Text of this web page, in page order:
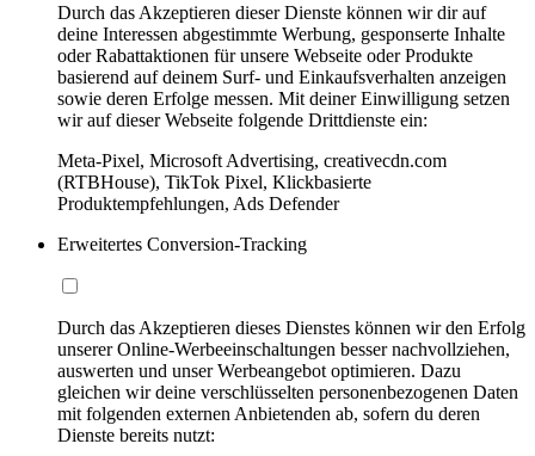
Durch das Akzeptieren dieser Dienste können wir dir auf
deine Interessen abgestimmte Werbung, gesponserte Inhalte
oder Rabattaktionen für unsere Webseite oder Produkte
basierend auf deinem Surf- und Einkaufsverhalten anzeigen
sowie deren Erfolge messen. Mit deiner Einwilligung setzen
wir auf dieser Webseite folgende Drittdienste ein:
Meta-Pixel, Microsoft Advertising, creativecdn.com
(RTBHouse), TikTok Pixel, Klickbasierte
Produktempfehlungen, Ads Defender
Erweitertes Conversion-Tracking
Durch das Akzeptieren dieses Dienstes können wir den Erfolg
unserer Online-Werbeeinschaltungen besser nachvollziehen,
auswerten und unser Werbeangebot optimieren. Dazu
gleichen wir deine verschlüsselten personenbezogenen Daten
mit folgenden externen Anbietenden ab, sofern du deren
Dienste bereits nutzt: